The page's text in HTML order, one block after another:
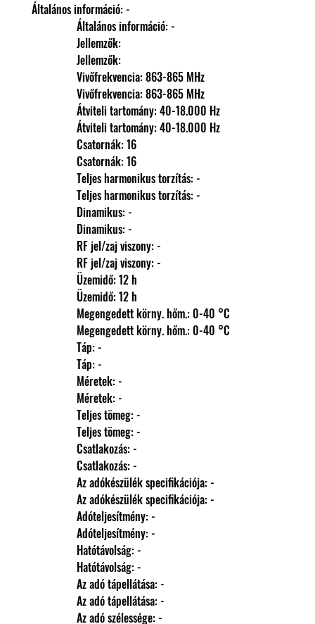
Általános információ: -
                Általános információ: -
                Jellemzők:
                Jellemzők:
                Vivőfrekvencia: 863-865 MHz
                Vivőfrekvencia: 863-865 MHz
                Átviteli tartomány: 40-18.000 Hz
                Átviteli tartomány: 40-18.000 Hz
                Csatornák: 16
                Csatornák: 16
                Teljes harmonikus torzítás: -
                Teljes harmonikus torzítás: -
                Dinamikus: -
                Dinamikus: -
                RF jel/zaj viszony: -
                RF jel/zaj viszony: -
                Üzemidő: 12 h
                Üzemidő: 12 h
                Megengedett körny. hőm.: 0-40 °C
                Megengedett körny. hőm.: 0-40 °C
                Táp: -
                Táp: -
                Méretek: -
                Méretek: -
                Teljes tömeg: -
                Teljes tömeg: -
                Csatlakozás: -
                Csatlakozás: -
                Az adókészülék specifikációja: -
                Az adókészülék specifikációja: -
                Adóteljesítmény: -
                Adóteljesítmény: -
                Hatótávolság: -
                Hatótávolság: -
                Az adó tápellátása: -
                Az adó tápellátása: -
                Az adó szélessége: -